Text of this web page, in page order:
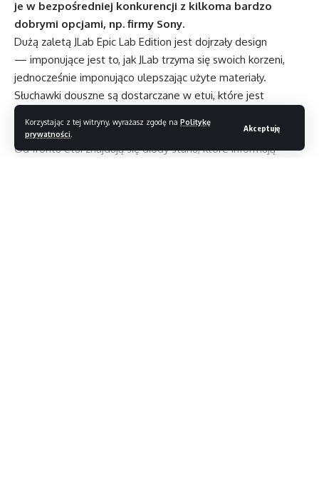
Korzystając z tej witryny, wyrażasz zgodę na Politykę
prywatności
Akceptuję
je w bezpośredniej konkurencji z kilkoma bardzo
dobrymi opcjami, np. firmy Sony.
Dużą zaletą JLab Epic Lab Edition jest dojrzały design
— imponujące jest to, jak JLab trzyma się swoich korzeni,
jednocześnie imponująco ulepszając użyte materiały.
Słuchawki douszne są dostarczane w etui, które jest
umiarkowanie ciężkie i metalowe, z gumowaną podstawą,
która ułatwia stawianie ich na powierzchni.
Od frontu etui znajdują się diody stanu, które informują